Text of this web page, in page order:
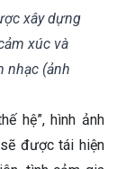
xây dựng
xúc và
(ảnh